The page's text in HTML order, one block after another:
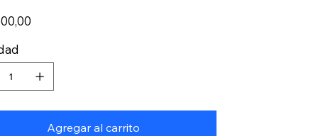
Agregar al carrito